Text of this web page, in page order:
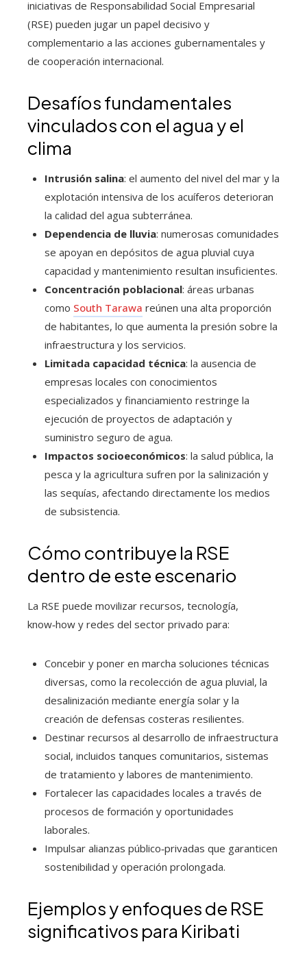
iniciativas de Responsabilidad Social Empresarial
(RSE) pueden jugar un papel decisivo y
complementario a las acciones gubernamentales y
de cooperación internacional.
Desafíos fundamentales
vinculados con el agua y el
clima
Intrusión salina: el aumento del nivel del mar y la
explotación intensiva de los acuíferos deterioran
la calidad del agua subterránea.
Dependencia de lluvia: numerosas comunidades
se apoyan en depósitos de agua pluvial cuya
capacidad y mantenimiento resultan insuficientes.
Concentración poblacional: áreas urbanas
como South Tarawa reúnen una alta proporción
de habitantes, lo que aumenta la presión sobre la
infraestructura y los servicios.
Limitada capacidad técnica: la ausencia de
empresas locales con conocimientos
especializados y financiamiento restringe la
ejecución de proyectos de adaptación y
suministro seguro de agua.
Impactos socioeconómicos: la salud pública, la
pesca y la agricultura sufren por la salinización y
las sequías, afectando directamente los medios
de subsistencia.
Cómo contribuye la RSE
dentro de este escenario
La RSE puede movilizar recursos, tecnología,
know‑how y redes del sector privado para:
Concebir y poner en marcha soluciones técnicas
diversas, como la recolección de agua pluvial, la
desalinización mediante energía solar y la
creación de defensas costeras resilientes.
Destinar recursos al desarrollo de infraestructura
social, incluidos tanques comunitarios, sistemas
de tratamiento y labores de mantenimiento.
Fortalecer las capacidades locales a través de
procesos de formación y oportunidades
laborales.
Impulsar alianzas público‑privadas que garanticen
sostenibilidad y operación prolongada.
Ejemplos y enfoques de RSE
significativos para Kiribati